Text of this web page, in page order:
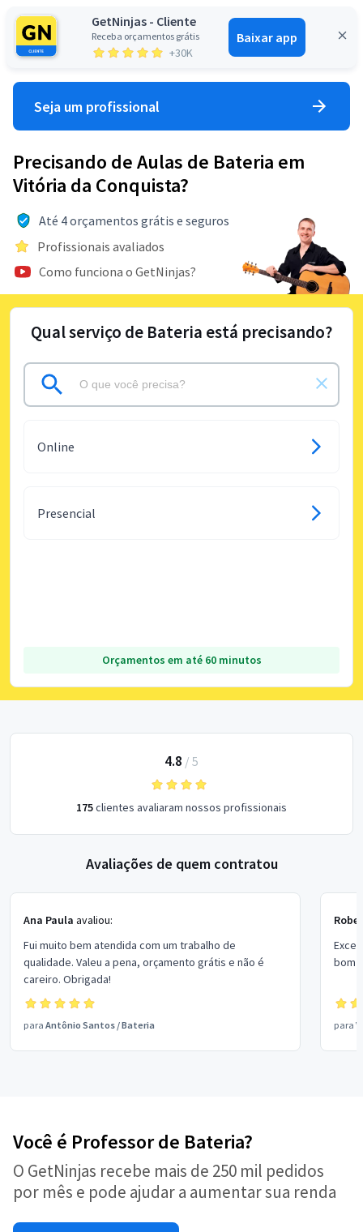
GetNinjas - Cliente
Receba orçamentos grátis
+30K
Baixar app
Entrar
Seja um profissional
Precisando de Aulas de Bateria em
Vitória da Conquista?
Até 4 orçamentos grátis e seguros
Profissionais avaliados
Como funciona o GetNinjas?
Qual serviço de Bateria está precisando?
Online
Presencial
Orçamentos em até 60 minutos
4.8 / 5
175clientes avaliaram nossos profissionais
Avaliações de quem contratou
Ana Paula avaliou:
Fui muito bem atendida com um trabalho de
qualidade. Valeu a pena, orçamento grátis e não é
careiro. Obrigada!
para Antônio Santos /Bateria
bom
para
Você é Professor de Bateria?
O GetNinjas recebe mais de 250 mil pedidos
por mês e pode ajudar a aumentar sua renda